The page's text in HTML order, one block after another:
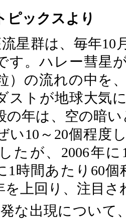
ピックスより
星群は、毎年10
す。ハレー彗星
）の流れの中を
ストが地球大気
の年は、空の暗
い10～20個程度
たが、2006年
1時間あたり60
を上回り、注目さ
な出現について